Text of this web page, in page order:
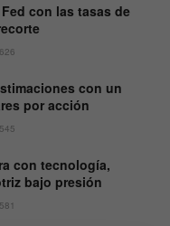
con las tasas de
626
con un
por acción
545
con tecnología,
bajo presión
581